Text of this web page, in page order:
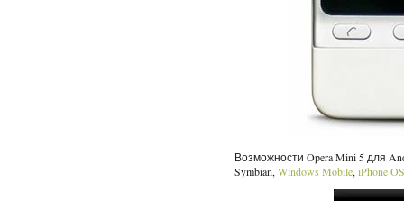
Возможности Opera Mini 5 для
Symbian, Windows Mobile, iPhone OS